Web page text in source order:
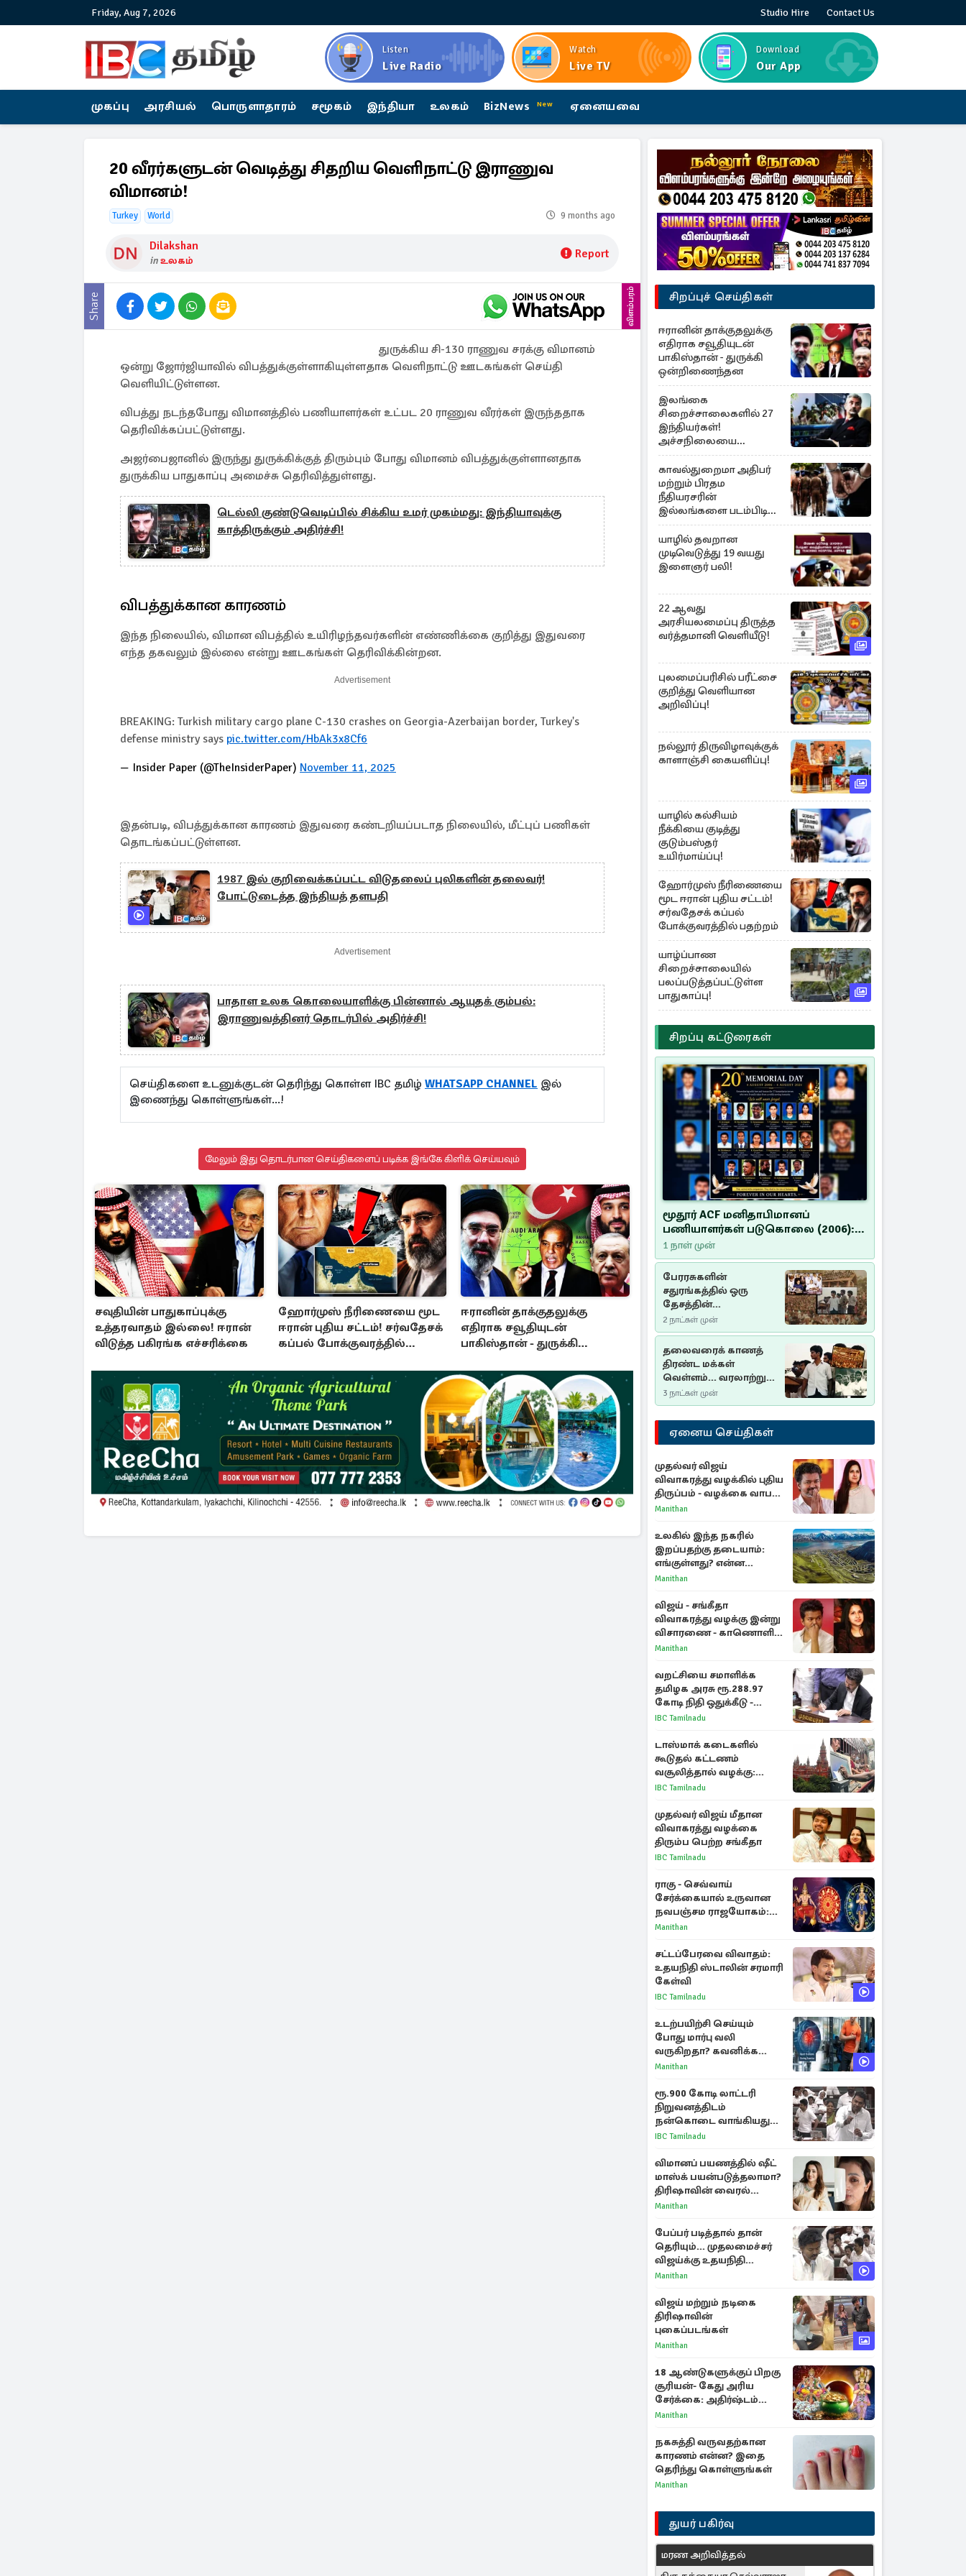
Friday, Aug 7, 2026 Studio Hire Contact Us
Listen
Live Radio
Watch
Live TV
Download
Our App
முகப்பு அரசியல் பொருளாதாரம் சமூகம் இந்தியா உலகம் BizNews New ஏனையவை
20 வீரர்களுடன் வெடித்து சிதறிய வெளிநாட்டு இராணுவ
விமானம்!
Turkey World 9 months ago
Dilakshan
inஉலகம் Report
Share விளம்பரம்
துருக்கிய சி-130 ராணுவ சரக்கு விமானம்
ஒன்று ஜோர்ஜியாவில் விபத்துக்குள்ளாகியுள்ளதாக வெளிநாட்டு ஊடகங்கள் செய்தி
வெளியிட்டுள்ளன.
விபத்து நடந்தபோது விமானத்தில் பணியாளர்கள் உட்பட 20 ராணுவ வீரர்கள் இருந்ததாக
தெரிவிக்கப்பட்டுள்ளது.
அஜர்பைஜானில் இருந்து துருக்கிக்குத் திரும்பும் போது விமானம் விபத்துக்குள்ளானதாக
துருக்கிய பாதுகாப்பு அமைச்சு தெரிவித்துள்ளது.
டெல்லி குண்டுவெடிப்பில் சிக்கிய உமர் முகம்மது: இந்தியாவுக்கு
காத்திருக்கும் அதிர்ச்சி!
விபத்துக்கான காரணம்
இந்த நிலையில், விமான விபத்தில் உயிரிழந்தவர்களின் எண்ணிக்கை குறித்து இதுவரை
எந்த தகவலும் இல்லை என்று ஊடகங்கள் தெரிவிக்கின்றன.
Advertisement
BREAKING: Turkish military cargo plane C-130 crashes on Georgia-Azerbaijan border, Turkey's
defense ministry says pic.twitter.com/HbAk3x8Cf6
— Insider Paper (@TheInsiderPaper) November 11, 2025
இதன்படி, விபத்துக்கான காரணம் இதுவரை கண்டறியப்படாத நிலையில், மீட்புப் பணிகள்
தொடங்கப்பட்டுள்ளன.
1987 இல் குறிவைக்கப்பட்ட விடுதலைப் புலிகளின் தலைவர்!
போட்டுடைத்த இந்தியத் தளபதி
Advertisement
பாதாள உலக கொலையாளிக்கு பின்னால் ஆயுதக் கும்பல்:
இராணுவத்தினர் தொடர்பில் அதிர்ச்சி!
செய்திகளை உடனுக்குடன் தெரிந்து கொள்ள IBC தமிழ் WHATSAPP CHANNEL இல்
இணைந்து கொள்ளுங்கள்...!
மேலும் இது தொடர்பான செய்திகளைப் படிக்க இங்கே கிளிக் செய்யவும்
சவுதியின் பாதுகாப்புக்கு
உத்தரவாதம் இல்லை! ஈரான்
விடுத்த பகிரங்க எச்சரிக்கை
ஹோர்முஸ் நீரிணையை மூட
ஈரான் புதிய சட்டம்! சர்வதேசக்
கப்பல் போக்குவரத்தில்
ஈரானின் தாக்குதலுக்கு
எதிராக சவூதியுடன்
பாகிஸ்தான் - துருக்கி
சிறப்புச் செய்திகள்
ஈரானின் தாக்குதலுக்கு
எதிராக சவூதியுடன்
பாகிஸ்தான் - துருக்கி
ஒன்றிணைந்தன
இலங்கை
சிறைச்சாலைகளில் 27
இந்தியர்கள்!
அச்சநிலையை
மையப்படுத்தி
ஜெயசங்கர் அறிக்கை
காவல்துறைமா அதிபர்
மற்றும் பிரதம
நீதியரசரின்
இல்லங்களை படம்பிடித்த
சந்தேக நபர் கைது!
யாழில் தவறான
முடிவெடுத்து 19 வயது
இளைஞர் பலி!
22 ஆவது
அரசியலமைப்பு திருத்த
வர்த்தமானி வெளியீடு!
புலமைப்பரிசில் பரீட்சை
குறித்து வெளியான
அறிவிப்பு!
நல்லூர் திருவிழாவுக்குக்
காளாஞ்சி கையளிப்பு!
யாழில் கல்சியம்
நீக்கியை குடித்து
குடும்பஸ்தர்
உயிர்மாய்ப்பு!
ஹோர்முஸ் நீரிணையை
மூட ஈரான் புதிய சட்டம்!
சர்வதேசக் கப்பல்
போக்குவரத்தில் பதற்றம்
யாழ்ப்பாண
சிறைச்சாலையில்
பலப்படுத்தப்பட்டுள்ள
பாதுகாப்பு!
சிறப்பு கட்டுரைகள்
மூதூர் ACF மனிதாபிமானப்
பணியாளர்கள் படுகொலை (2006):
20 ஆண்டுகளாகியும் நீதி
மறுக்கப்பட்ட மனிதாபிமானப்
பேரவலம்
1 நாள் முன்
பேரரசுகளின்
சதுரங்கத்தில் ஒரு
தேசத்தின்
தீர்க்கதரிசனம் :
சுதுமலை பிரகடனம்
ஒரு வரலாற்றுப் பாடம்
2 நாட்கள் முன்
தலைவரைக் காணத்
திரண்ட மக்கள்
வெள்ளம்... வரலாற்றுச்
சிறப்புமிக்க சுதுமலைப்
பிரகடனம்…
3 நாட்கள் முன்
ஏனைய செய்திகள்
முதல்வர் விஜய்
விவாகரத்து வழக்கில் புதிய
திருப்பம் - வழக்கை வாபஸ்
பெற்ற சங்கீதா!
Manithan
உலகில் இந்த நகரில்
இறப்பதற்கு தடையாம்:
எங்குள்ளது? என்ன
காரணம் தெரியுமா?
Manithan
விஜய் - சங்கீதா
விவாகரத்து வழக்கு இன்று
விசாரணை - காணொளி
மூலம் ஆஜராக வாய்ப்பு
Manithan
வறட்சியை சமாளிக்க
தமிழக அரசு ரூ.288.97
கோடி நிதி ஒதுக்கீடு -
வெளியான அரசாணை
IBC Tamilnadu
டாஸ்மாக் கடைகளில்
கூடுதல் கட்டணம்
வசூலித்தால் வழக்கு:
சென்னை உயர்நீதிமன்றம்
IBC Tamilnadu
முதல்வர் விஜய் மீதான
விவாகரத்து வழக்கை
திரும்ப பெற்ற சங்கீதா
IBC Tamilnadu
ராகு - செவ்வாய்
சேர்க்கையால் உருவான
நவபஞ்சம ராஜயோகம்:
அதிர்ஷ்டம் பெறும் 3
Manithan
சட்டப்பேரவை விவாதம்:
உதயநிதி ஸ்டாலின் சரமாரி
கேள்வி
IBC Tamilnadu
உடற்பயிற்சி செய்யும்
போது மார்பு வலி
வருகிறதா? கவனிக்க
வேண்டிய எச்சரிக்கை
Manithan
ரூ.900 கோடி லாட்டரி
நிறுவனத்திடம்
நன்கொடை வாங்கியது
ஏன்? உதயநிதி - ஆதவ்
IBC Tamilnadu
விமானப் பயணத்தில் ஷீட்
மாஸ்க் பயன்படுத்தலாமா?
திரிஷாவின் வைரல்
செல்ஃபிக்கு மருத்துவர்
Manithan
பேப்பர் படித்தால் தான்
தெரியும்... முதலமைச்சர்
விஜய்க்கு உதயநிதி
ஸ்டாலின் பதிலடி
Manithan
விஜய் மற்றும் நடிகை
திரிஷாவின்
புகைப்படங்கள்
Manithan
18 ஆண்டுகளுக்குப் பிறகு
சூரியன்- கேது அரிய
சேர்க்கை: அதிர்ஷ்டம்
பெறும் 3 ராசிகள்!
Manithan
நகசுத்தி வருவதற்கான
காரணம் என்ன? இதை
தெரிந்து கொள்ளுங்கள்
Manithan
துயர் பகிர்வு
மரண அறிவித்தல்